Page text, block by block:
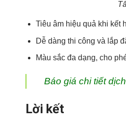
Tiêu âm hiệu quả khi kết
Dễ dàng thi công và lắp
Màu sắc đa dạng, cho
Báo giá chi tiết
Lời kết